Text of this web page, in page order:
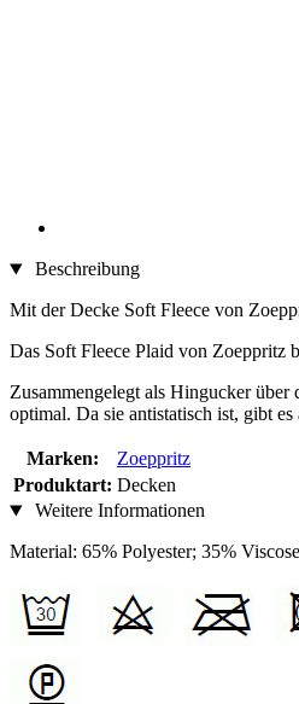
Beschreibung
Mit der Decke Soft Fleece von
Das Soft Fleece Plaid von Zoeppritz
Zusammengelegt als Hingucker
optimal. Da sie antistatisch ist, gibt
Marken:
Zoeppritz
Produktart: Decken
Weitere Informationen
Material: 65% Polyester; 35% Viscose